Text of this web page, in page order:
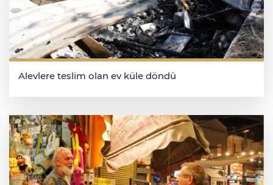
Alevlere teslim olan ev küle döndü